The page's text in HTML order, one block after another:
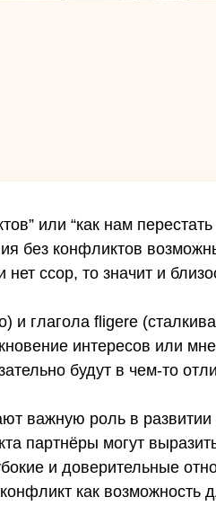
или “как нам перестать
без конфликтов
ссор, то значит и
и глагола fligere
интересов или
будут в чем-то
важную роль в
партнёры могут
и доверительные
как возможность